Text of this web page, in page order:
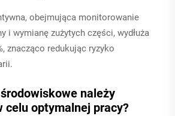
obejmująca monitorowanie
i wymianę zużytych części, wydłuża
znacząco redukując ryzyko
należy
celu optymalnej pracy?